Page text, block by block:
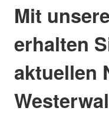
Mit
erhalten
aktuellen